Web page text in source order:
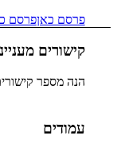
פרסם כאןפרסם
קישורים
הנה מספר
עמודים